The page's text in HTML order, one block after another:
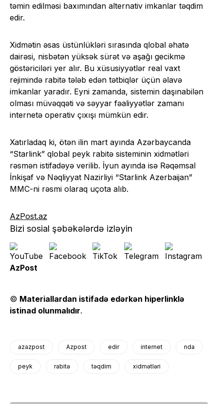
təmin edilməsi baxımından alternativ imkanlar təqdim
edir.
Xidmətin əsas üstünlükləri sırasında qlobal əhatə
dairəsi, nisbətən yüksək sürət və aşağı gecikmə
göstəriciləri yer alır. Bu xüsusiyyətlər real vaxt
rejimində rabitə tələb edən tətbiqlər üçün əlavə
imkanlar yaradır. Eyni zamanda, sistemin daşınabilən
olması müvəqqəti və səyyar fəaliyyətlər zamanı
internetə operativ çıxışı mümkün edir.
Xatırladaq ki, ötən ilin mart ayında Azərbaycanda
“Starlink” qlobal peyk rabitə sisteminin xidmətləri
rəsmən istifadəyə verilib. İyun ayında isə Rəqəmsal
İnkişaf və Nəqliyyat Nazirliyi “Starlink Azerbaijan”
MMC-ni rəsmi olaraq uçota alıb.
AzPost.az
Bizi sosial şəbəkələrdə izləyin
AzPost
© Materiallardan istifadə edərkən hiperlinklə
istinad olunmalıdır.
azazpost Azpost edir internet nda
peyk rabitə təqdim xidmətləri